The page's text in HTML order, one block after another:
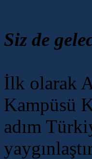
Siz de
İlk olarak
Kampüsü
adım